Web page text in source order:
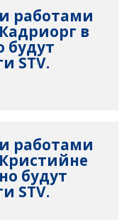
работами
в
будут
STV.
работами
Кристийне
будут
STV.